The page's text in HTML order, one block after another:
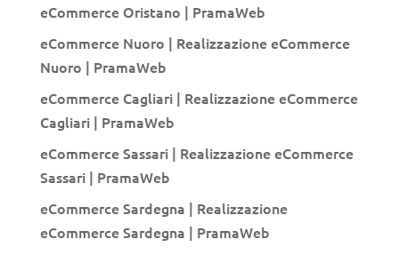
eCommerce Oristano | PramaWeb
eCommerce Nuoro | Realizzazione eCommerce
Nuoro | PramaWeb
eCommerce Cagliari | Realizzazione eCommerce
Cagliari | PramaWeb
eCommerce Sassari | Realizzazione eCommerce
Sassari | PramaWeb
eCommerce Sardegna | Realizzazione
eCommerce Sardegna | PramaWeb